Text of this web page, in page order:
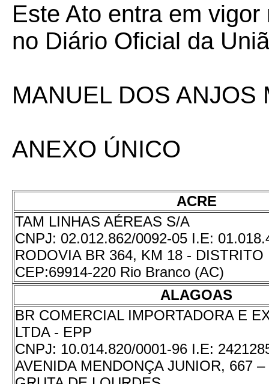
Este Ato entra em
no Diário Oficial da
MANUEL DOS ANJOS
ANEXO ÚNICO
ACRE
TAM LINHAS AÉREAS S/A
CNPJ: 02.012.862/0092-05 I.E:
RODOVIA BR 364, KM 18 - DISTRITO
CEP:69914-220 Rio Branco (AC)
ALAGOAS
BR COMERCIAL IMPORTADORA E
LTDA - EPP
CNPJ: 10.014.820/0001-96 I.E:
AVENIDA MENDONÇA JUNIOR, 667